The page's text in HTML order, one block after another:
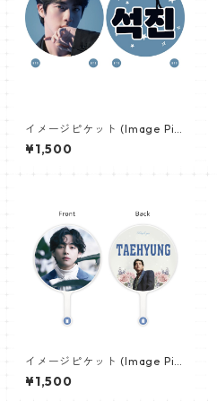
イメージピケット (Image Pic
ket) うちわ - ジン (JIN-16)
¥1,500
イメージピケット (Image Pic
ket) うちわ - ヴィ (V_12)
¥1,500